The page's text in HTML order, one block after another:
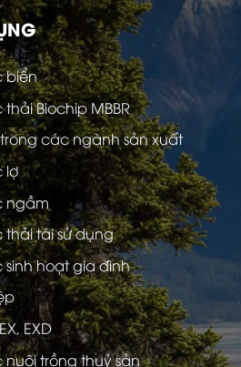
biển
Biochip MBBR
các ngành sản xuất
lợ
ngầm
tái sử dụng
hoạt gia đình
EXD
trồng thuỷ sản